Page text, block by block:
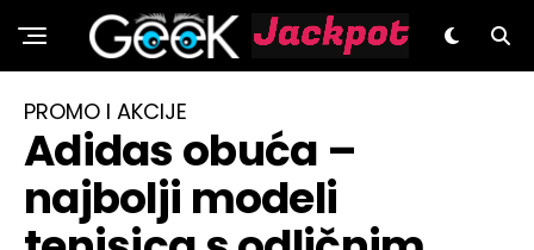
GeeK.hr
PROMO I AKCIJE
Adidas obuća –
najbolji modeli